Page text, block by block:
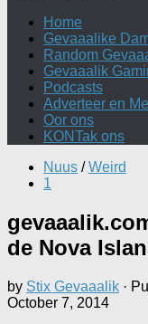
Home
Gevaaalike
Random
Gevaaalik
Podcasts
Adverteer en
Oor ons
KONTak ons
Nuus / Weird
1
de Nova
by Stix Gevaaalik ·
October 7, 2014